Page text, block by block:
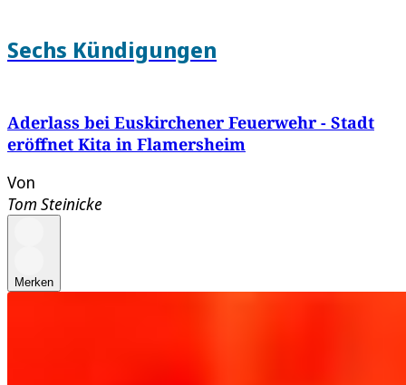
Sechs Kündigungen
Aderlass bei Euskirchener Feuerwehr - Stadt
eröffnet Kita in Flamersheim
Von
Tom Steinicke
Merken